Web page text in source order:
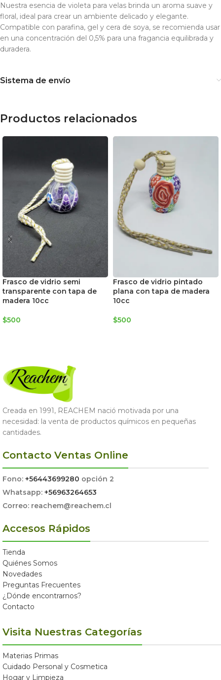
Nuestra esencia de violeta para velas brinda un aroma suave y
floral, ideal para crear un ambiente delicado y elegante.
Compatible con parafina, gel y cera de soya, se recomienda usar
en una concentración del 0,5% para una fragancia equilibrada y
duradera.
Sistema de envío
Productos relacionados
Frasco de vidrio semi
transparente con tapa de
madera 10cc
$500
Frasco de vidrio pintado
plana con tapa de madera
10cc
$500
Creada en 1991, REACHEM nació motivada por una
necesidad: la venta de productos químicos en pequeñas
cantidades.
Contacto Ventas Online
Fono: +56443699280 opción 2
Whatsapp: +56963264653
Correo: reachem@reachem.cl
Accesos Rápidos
Tienda
Quiénes Somos
Novedades
Preguntas Frecuentes
¿Dónde encontrarnos?
Contacto
Visita Nuestras Categorías
Materias Primas
Cuidado Personal y Cosmetica
Hogar y Limpieza